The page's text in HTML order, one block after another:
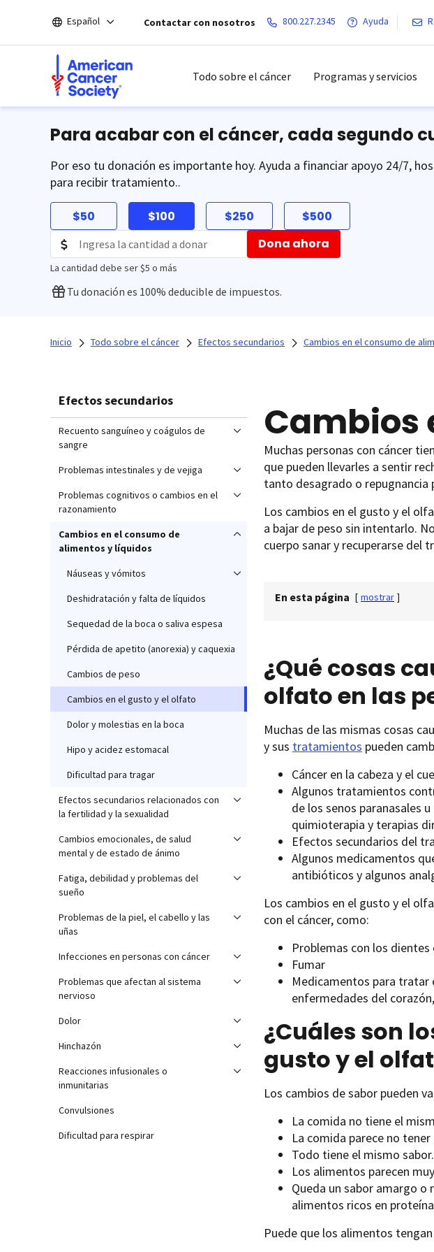
el
Español Contactar con nosotros 800.227.2345 Ayuda
Todo sobre el cáncer Programas y servicios
Para acabar con el cáncer, cada segundo
Por eso tu donación es importante hoy. Ayuda a financiar apoyo 24/7,
para recibir tratamiento..
$50 $100 $250 $500
La cantidad debe ser $5 o más
Dona ahora
Tu donación es 100% deducible de impuestos.
Inicio Todo sobre el cáncer Efectos secundarios Cambios en el consumo de
Efectos secundarios
Recuento sanguíneo y coágulos de
sangre
Problemas intestinales y de vejiga
Problemas cognitivos o cambios en el
razonamiento
Cambios en el consumo de
alimentos y líquidos
Náuseas y vómitos
Deshidratación y falta de líquidos
Sequedad de la boca o saliva espesa
Pérdida de apetito (anorexia) y caquexia
Cambios de peso
Cambios en el gusto y el olfato
Dolor y molestias en la boca
Hipo y acidez estomacal
Dificultad para tragar
Efectos secundarios relacionados con
la fertilidad y la sexualidad
Cambios emocionales, de salud
mental y de estado de ánimo
Fatiga, debilidad y problemas del
sueño
Problemas de la piel, el cabello y las
uñas
Infecciones en personas con cáncer
Problemas que afectan al sistema
nervioso
Dolor
Hinchazón
Reacciones infusionales o
inmunitarias
Convulsiones
Dificultad para respirar
Cambios
Muchas personas con cáncer
que pueden llevarles a sentir
tanto desagrado o repugnancia
Los cambios en el gusto y el
a bajar de peso sin intentarlo.
cuerpo sanar y recuperarse del
En esta página [ mostrar ]
¿Qué cosas
olfato en las
Muchas de las mismas cosas
y sus tratamientos pueden
Cáncer en la cabeza y el
Algunos tratamientos
de los senos paranasales
quimioterapia y terapias
Efectos secundarios del
Algunos medicamentos
antibióticos y algunos
Los cambios en el gusto y el
con el cáncer, como:
Problemas con los dientes
Fumar
Medicamentos para tratar
enfermedades del
¿Cuáles son
gusto y el
Los cambios de sabor pueden
La comida no tiene el
La comida parece no
Todo tiene el mismo sabor.
Los alimentos parecen
Queda un sabor amargo o
alimentos ricos en
Puede que los alimentos